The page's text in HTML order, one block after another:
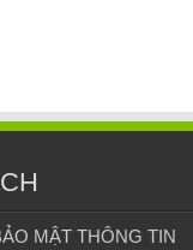
MẬT THÔNG TIN